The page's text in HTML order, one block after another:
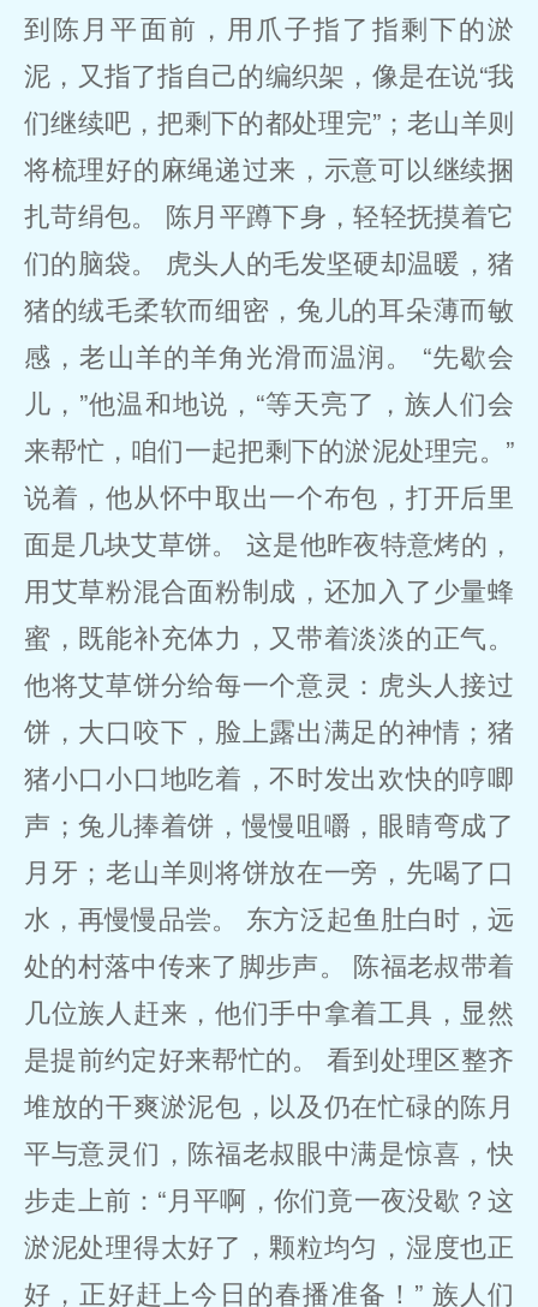
到陈月平面前，用爪子指了指剩下的淤
泥，又指了指自己的编织架，像是在说“我
们继续吧，把剩下的都处理完”；老山羊则
将梳理好的麻绳递过来，示意可以继续捆
扎苛绢包。 陈月平蹲下身，轻轻抚摸着它
们的脑袋。 虎头人的毛发坚硬却温暖，猪
猪的绒毛柔软而细密，兔儿的耳朵薄而敏
感，老山羊的羊角光滑而温润。 “先歇会
儿，”他温和地说，“等天亮了，族人们会
来帮忙，咱们一起把剩下的淤泥处理完。”
说着，他从怀中取出一个布包，打开后里
面是几块艾草饼。 这是他昨夜特意烤的，
用艾草粉混合面粉制成，还加入了少量蜂
蜜，既能补充体力，又带着淡淡的正气。
他将艾草饼分给每一个意灵：虎头人接过
饼，大口咬下，脸上露出满足的神情；猪
猪小口小口地吃着，不时发出欢快的哼唧
声；兔儿捧着饼，慢慢咀嚼，眼睛弯成了
月牙；老山羊则将饼放在一旁，先喝了口
水，再慢慢品尝。 东方泛起鱼肚白时，远
处的村落中传来了脚步声。 陈福老叔带着
几位族人赶来，他们手中拿着工具，显然
是提前约定好来帮忙的。 看到处理区整齐
堆放的干爽淤泥包，以及仍在忙碌的陈月
平与意灵们，陈福老叔眼中满是惊喜，快
步走上前：“月平啊，你们竟一夜没歇？这
淤泥处理得太好了，颗粒均匀，湿度也正
好，正好赶上今日的春播准备！” 族人们